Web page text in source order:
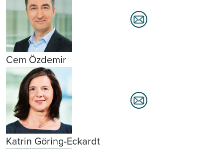
Cem Özdemir
Katrin Göring-Eckardt